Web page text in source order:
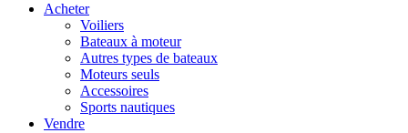
Acheter
Voiliers
Bateaux à moteur
Autres types de bateaux
Moteurs seuls
Accessoires
Sports nautiques
Vendre